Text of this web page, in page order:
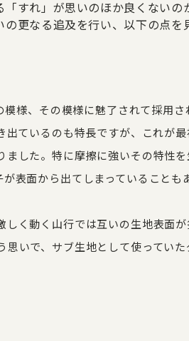
すれ」が思いのほか良くないの
更なる追及を行い、以下の点を
様、その模様に魅了されて採用
出ているのも特長ですが、これが
ました。特に摩擦に強いその特性
表面から出てしまっていることも
く動く山行では互いの生地表面が
思いで、サブ生地として使ってい